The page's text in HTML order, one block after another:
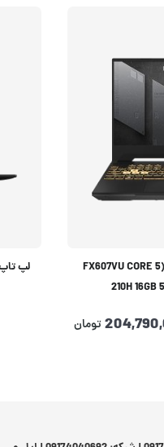
لپ تاپ گیمینگ ایسوس مدل (FX607VU CORE 5
210H 16GB
تومان